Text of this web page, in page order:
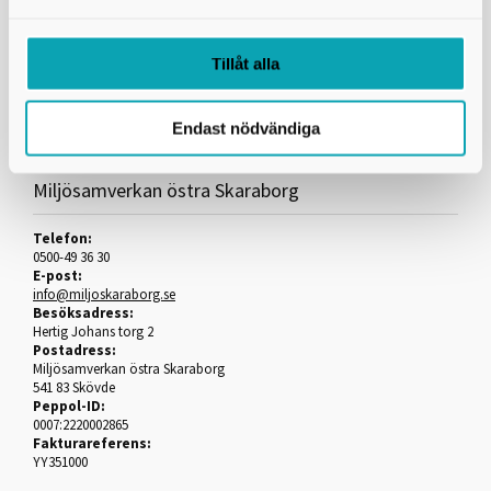
Tillåt alla
Endast nödvändiga
CE/1. Tabellerna återfinns i AMA Anläggning 10.
Skriv ut
Miljösamverkan östra Skaraborg
Telefon:
0500-49 36 30
E-post:
info@miljoskaraborg.se
Besöksadress:
Hertig Johans torg 2
Postadress:
Miljösamverkan östra Skaraborg
541 83 Skövde
Peppol-ID:
0007:2220002865
Fakturareferens:
YY351000